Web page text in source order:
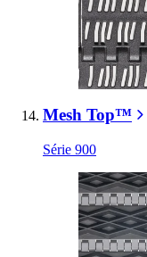
Mesh Top™
Série 900